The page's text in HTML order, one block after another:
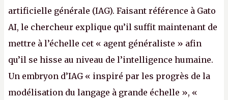
artificielle générale (IAG). Faisant référence à Gato
AI, le chercheur explique qu’il suffit maintenant de
mettre à l’échelle cet « agent généraliste » afin
qu’il se hisse au niveau de l’intelligence humaine.
Un embryon d’IAG « inspiré par les progrès de la
modélisation du langage à grande échelle », «